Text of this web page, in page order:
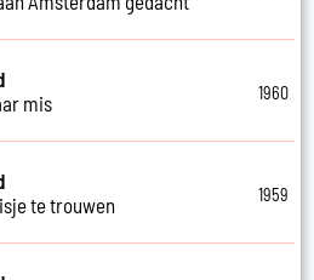
mis
1960
te trouwen
1959